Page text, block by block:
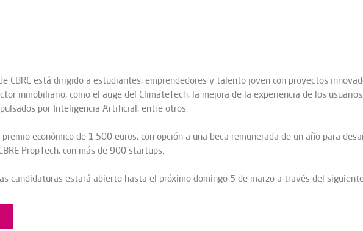
CBRE está dirigido a estudiantes, emprendedores y talento joven con proyectos
inmobiliario, como el auge del ClimateTech, la mejora de la experiencia de los
por Inteligencia Artificial, entre otros.
económico de 1.500 euros, con opción a una beca remunerada de un año para
PropTech, con más de 900 startups.
candidaturas estará abierto hasta el próximo domingo 5 de marzo a través del